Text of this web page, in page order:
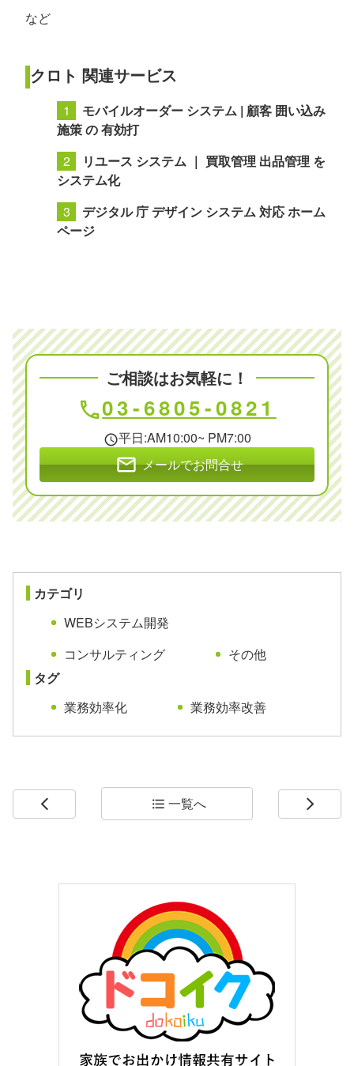
など
クロト 関連サービス
モバイルオーダー システム | 顧客 囲い込み
施策 の 有効打
リユース システム ｜ 買取管理 出品管理 を
システム化
デジタル 庁 デザイン システム 対応 ホーム
ページ
ご相談はお気軽に！
phone03-6805-0821
schedule平日:AM10:00~ PM7:00
mail メールでお問合せ
カテゴリ
WEBシステム開発
コンサルティング
その他
タグ
業務効率化
業務効率改善
arrow_back_ios format_list_bulleted 一覧へ arrow_forward_ios